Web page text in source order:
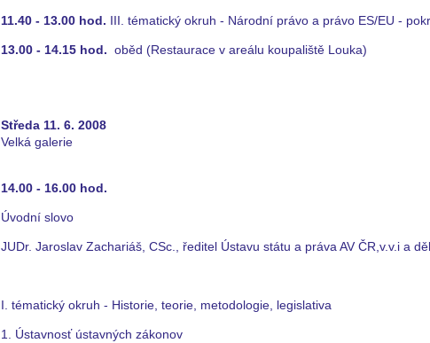
11.40 - 13.00 hod. III. tématický okruh - Národní právo a právo ES/EU -
13.00 - 14.15 hod. oběd (Restaurace v areálu koupaliště Louka)
Středa 11. 6. 2008
Velká galerie
14.00 - 16.00 hod.
Úvodní slovo
JUDr. Jaroslav Zachariáš, CSc., ředitel Ústavu státu a práva AV ČR,v.v.i a
I. tématický okruh - Historie, teorie, metodologie, legislativa
1. Ústavnosť ústavných zákonov